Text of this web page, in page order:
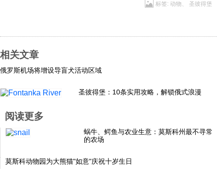
标签: 动物 、 圣彼得堡
相关文章
俄罗斯机场将增设导盲犬活动区域
圣彼得堡：10条实用攻略，解锁俄式浪漫
阅读更多
蜗牛、鳄鱼与农业生意：莫斯科州最不寻常
的农场
莫斯科动物园为大熊猫"如意"庆祝十岁生日